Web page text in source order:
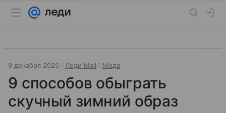
9 декабря 2025 Леди Mail Мода
9 способов обыграть
скучный зимний образ